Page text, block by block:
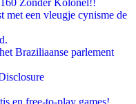
Zonder Kolonel!!
met een vleugje cynisme de
Braziliaanse parlement
en free-to-play games!